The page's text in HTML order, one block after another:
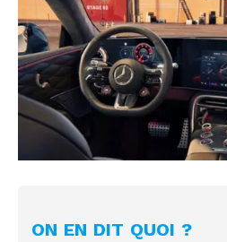
ON EN DIT QUOI ?